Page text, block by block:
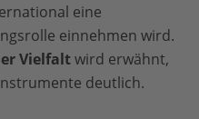
eine
einnehmen wird.
Vielfaltwird erwähnt,
deutlich.